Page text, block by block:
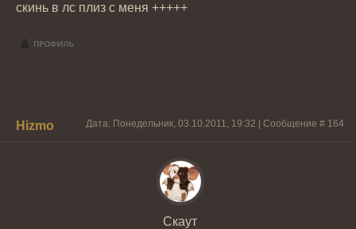
скинь в лс плиз с меня +++++
Hizmo Дата: Понедельник, 03.10.2011, 19:32 | Сообщение # 164
Скаут